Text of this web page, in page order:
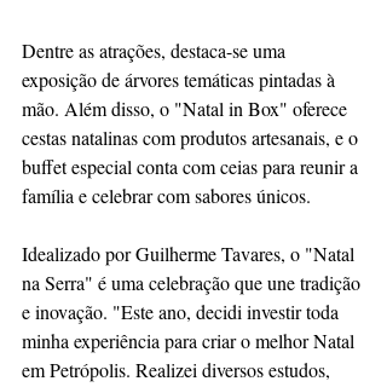
Dentre as atrações, destaca-se uma
exposição de árvores temáticas pintadas à
mão. Além disso, o "Natal in Box" oferece
cestas natalinas com produtos artesanais, e o
buffet especial conta com ceias para reunir a
família e celebrar com sabores únicos.
Idealizado por Guilherme Tavares, o "Natal
na Serra" é uma celebração que une tradição
e inovação. "Este ano, decidi investir toda
minha experiência para criar o melhor Natal
em Petrópolis. Realizei diversos estudos,